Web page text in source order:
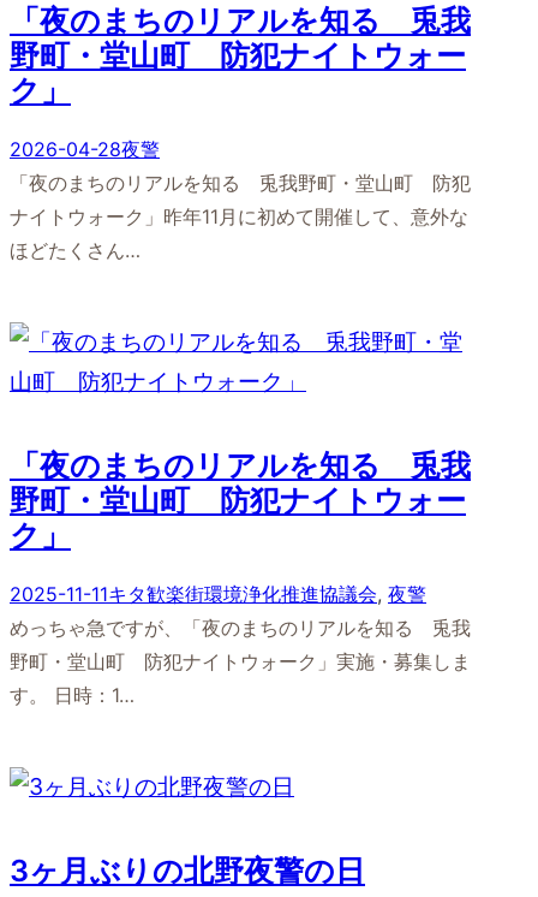
「夜のまちのリアルを知る 兎我
野町・堂山町 防犯ナイトウォー
ク」
2026-04-28夜警
「夜のまちのリアルを知る 兎我野町・堂山町 防犯
ナイトウォーク」昨年11月に初めて開催して、意外な
ほどたくさん…
「夜のまちのリアルを知る 兎我
野町・堂山町 防犯ナイトウォー
ク」
2025-11-11キタ歓楽街環境浄化推進協議会, 夜警
めっちゃ急ですが、「夜のまちのリアルを知る 兎我
野町・堂山町 防犯ナイトウォーク」実施・募集しま
す。 日時：1…
3ヶ月ぶりの北野夜警の日